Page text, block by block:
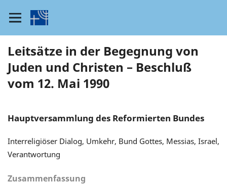
Leitsätze in der Begegnung von
Juden und Christen – Beschluß
vom 12. Mai 1990
Hauptversammlung des Reformierten Bundes
Interreligiöser Dialog, Umkehr, Bund Gottes, Messias, Israel,
Verantwortung
Zusammenfassung